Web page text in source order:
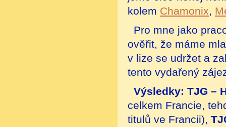
kolem Chamonix,
Pro mne jako
ověřit, že máme
v lize se udržet a
tento vydařený
Výsledky: TJG –
celkem Francie,
titulů ve Francii),